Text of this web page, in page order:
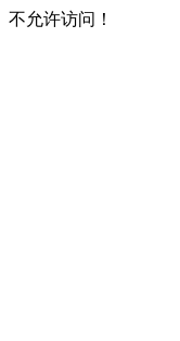
不允许访问！